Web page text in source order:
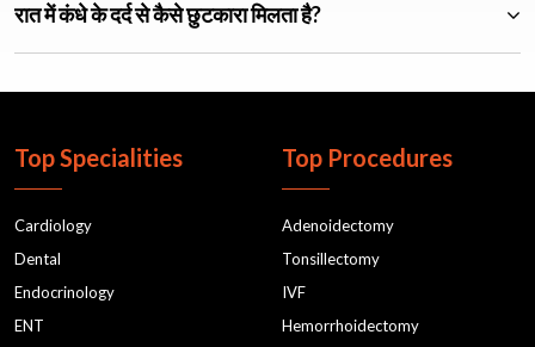
रात में कंधे के दर्द से कैसे छुटकारा मिलता है?
Top Specialities
Cardiology
Dental
Endocrinology
ENT
Top Procedures
Adenoidectomy
Tonsillectomy
IVF
Hemorrhoidectomy